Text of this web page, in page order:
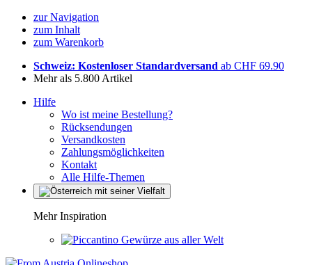
zur Navigation
zum Inhalt
zum Warenkorb
Schweiz: Kostenloser Standardversand ab CHF 69.90
Mehr als 5.800 Artikel
Hilfe
Wo ist meine Bestellung?
Rücksendungen
Versandkosten
Zahlungsmöglichkeiten
Kontakt
Alle Hilfe-Themen
Mehr Inspiration
Gewürze aus aller Welt